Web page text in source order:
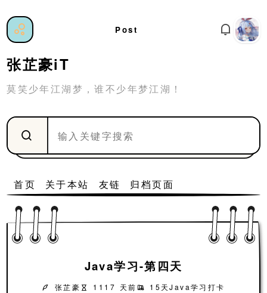
Post
张芷豪iT
莫笑少年江湖梦，谁不少年梦江湖！
首页 关于本站 友链 归档页面
Java学习-第四天
张芷豪 1117 天前 15天Java学习打卡